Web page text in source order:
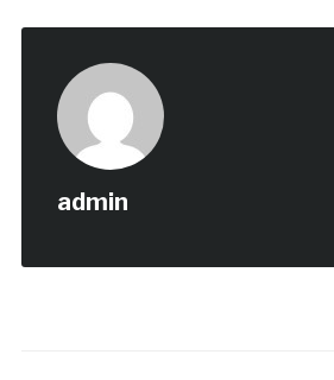
admin